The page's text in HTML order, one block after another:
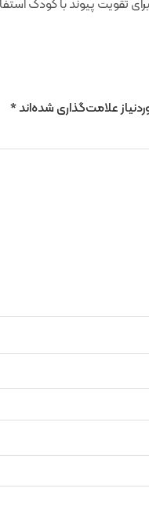
تقویت پیوند با کودک
علامت‌گذاری شده‌اند*